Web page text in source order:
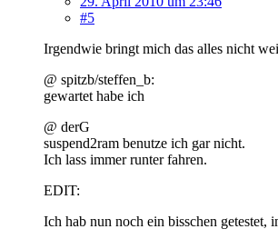
#5
Irgendwie bringt mich das alles nicht
@ spitzb/steffen_b:
gewartet habe ich
@ derG
suspend2ram benutze ich gar nicht.
Ich lass immer runter fahren.
EDIT:
Ich hab nun noch ein bisschen